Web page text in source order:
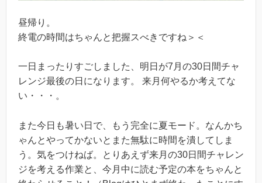
昼帰り。
終電の時間はちゃんと把握スべきですね＞＜
一日まったりすごしました、明日が7月の30日間チャ
レンジ最後の日になります。 来月何やるか考えてな
い・・・。
また今日も暑い日で、もう完全に夏モード。なんかち
ゃんとやってかないとまた無駄に時間を潰してしま
う。気をつけねば。とりあえず来月の30日間チャレン
ジを考える作業と、今月中に読む予定の本をちゃんと